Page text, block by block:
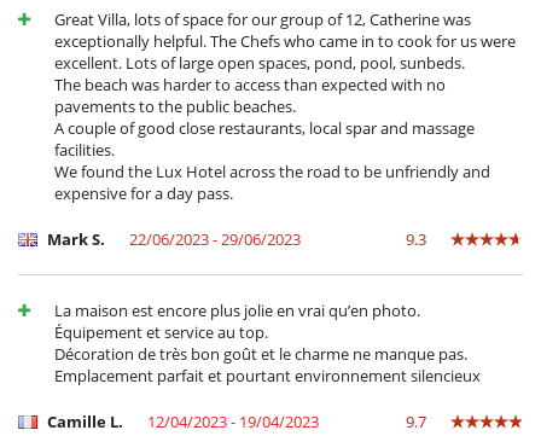
Great Villa, lots of space for our group of 12, Catherine was
exceptionally helpful. The Chefs who came in to cook for us were
excellent. Lots of large open spaces, pond, pool, sunbeds.
The beach was harder to access than expected with no
pavements to the public beaches.
A couple of good close restaurants, local spar and massage
facilities.
We found the Lux Hotel across the road to be unfriendly and
expensive for a day pass.
Mark S. 22/06/2023 - 29/06/2023 9.3
La maison est encore plus jolie en vrai qu’en photo.
Équipement et service au top.
Décoration de très bon goût et le charme ne manque pas.
Emplacement parfait et pourtant environnement silencieux
Camille L. 12/04/2023 - 19/04/2023 9.7